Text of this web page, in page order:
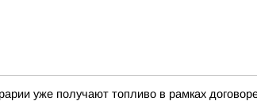
уже получают топливо в рамках